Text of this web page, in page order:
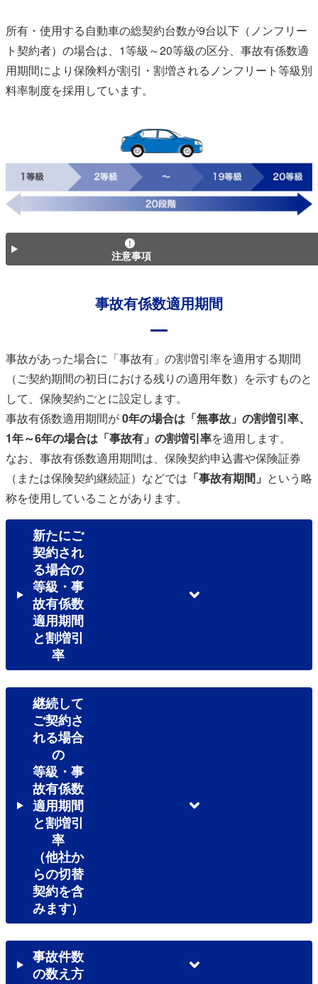
所有・使用する自動車の総契約台数が9台以下（ノンフリー
ト契約者）の場合は、1等級～20等級の区分、 事故有係数適
用期間により保険料が割引・割増されるノンフリート等級別
料率制度を採用しています。
注意事項
事故有係数適用期間
事故があった場合に「事故有」の割増引率を適用する期間
（ご契約期間の初日における残りの適用年数）を示すものと
して、保険契約ごとに設定します。
事故有係数適用期間が0年の場合は「無事故」の割増引率、
1年～6年の場合は「事故有」の割増引率を適用します。
なお、事故有係数適用期間は、保険契約申込書や保険証券
（または保険契約継続証）などでは 「事故有期間」 という略
称を使用していることがあります。
新たにご
契約され
る場合の
等級・事
故有係数
適用期間
と割増引
率
継続して
ご契約さ
れる場合
の
等級・事
故有係数
適用期間
と割増引
率
（他社か
らの切替
契約を含
みます）
事故件数
の数え方